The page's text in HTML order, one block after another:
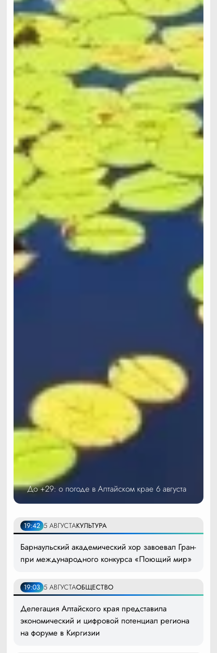
До +29: о погоде в Алтайском крае 6 августа
19:42 5 АВГУСТАКУЛЬТУРА
Барнаульский академический хор завоевал Гран-
при международного конкурса «Поющий мир»
19:03 5 АВГУСТАОБЩЕСТВО
Делегация Алтайского края представила
экономический и цифровой потенциал региона
на форуме в Киргизии